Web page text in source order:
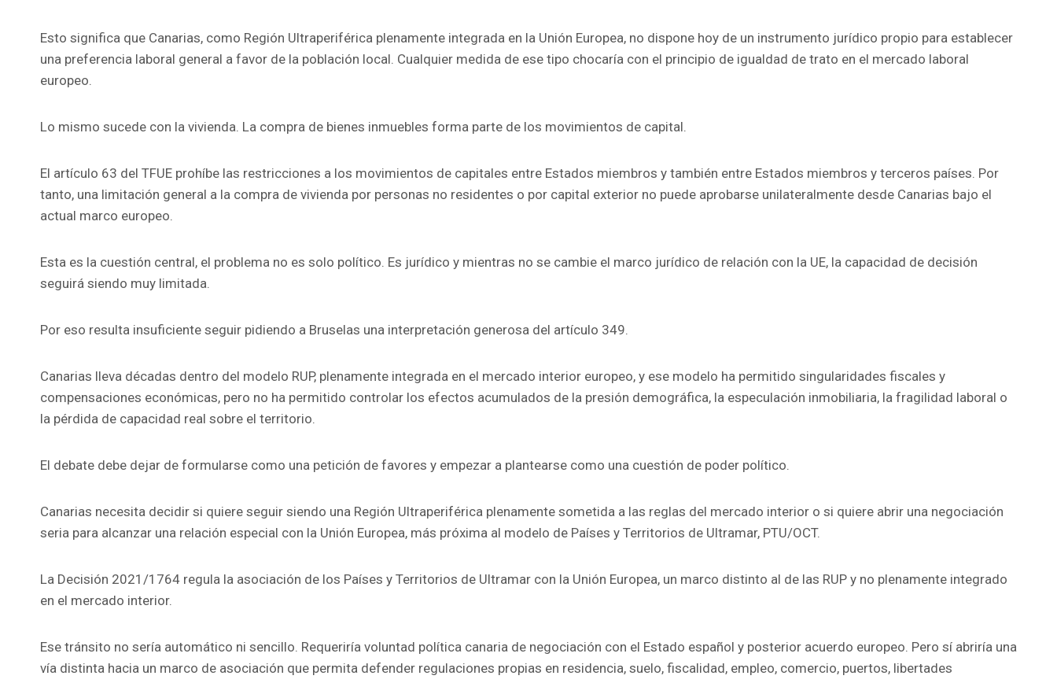
Esto significa que Canarias, como Región Ultraperiférica plenamente integrada en la Unión Europea, no dispone hoy de un instrumento jurídico propio para establecer
una preferencia laboral general a favor de la población local. Cualquier medida de ese tipo chocaría con el principio de igualdad de trato en el mercado laboral
europeo.
Lo mismo sucede con la vivienda. La compra de bienes inmuebles forma parte de los movimientos de capital.
El artículo 63 del TFUE prohíbe las restricciones a los movimientos de capitales entre Estados miembros y también entre Estados miembros y terceros países. Por
tanto, una limitación general a la compra de vivienda por personas no residentes o por capital exterior no puede aprobarse unilateralmente desde Canarias bajo el
actual marco europeo.
Esta es la cuestión central, el problema no es solo político. Es jurídico y mientras no se cambie el marco jurídico de relación con la UE, la capacidad de decisión
seguirá siendo muy limitada.
Por eso resulta insuficiente seguir pidiendo a Bruselas una interpretación generosa del artículo 349.
Canarias lleva décadas dentro del modelo RUP, plenamente integrada en el mercado interior europeo, y ese modelo ha permitido singularidades fiscales y
compensaciones económicas, pero no ha permitido controlar los efectos acumulados de la presión demográfica, la especulación inmobiliaria, la fragilidad laboral o
la pérdida de capacidad real sobre el territorio.
El debate debe dejar de formularse como una petición de favores y empezar a plantearse como una cuestión de poder político.
Canarias necesita decidir si quiere seguir siendo una Región Ultraperiférica plenamente sometida a las reglas del mercado interior o si quiere abrir una negociación
seria para alcanzar una relación especial con la Unión Europea, más próxima al modelo de Países y Territorios de Ultramar, PTU/OCT.
La Decisión 2021/1764 regula la asociación de los Países y Territorios de Ultramar con la Unión Europea, un marco distinto al de las RUP y no plenamente integrado
en el mercado interior.
Ese tránsito no sería automático ni sencillo. Requeriría voluntad política canaria de negociación con el Estado español y posterior acuerdo europeo. Pero sí abriría una
vía distinta hacia un marco de asociación que permita defender regulaciones propias en residencia, suelo, fiscalidad, empleo, comercio, puertos, libertades